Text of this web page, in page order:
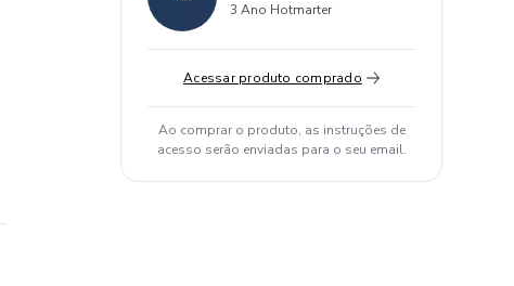
3 Ano Hotmarter
Acessar produto comprado
Ao comprar o produto, as instruções de
acesso serão enviadas para o seu email.